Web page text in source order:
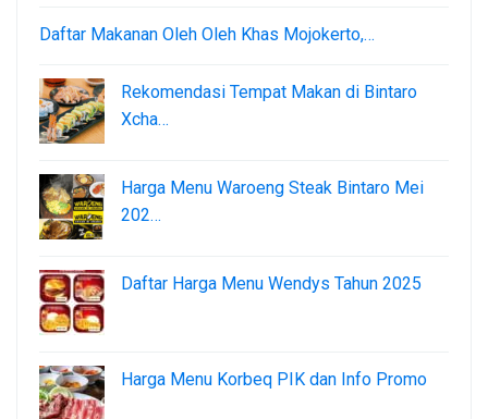
Daftar Makanan Oleh Oleh Khas Mojokerto,…
Rekomendasi Tempat Makan di Bintaro
Xcha…
Harga Menu Waroeng Steak Bintaro Mei
202…
Daftar Harga Menu Wendys Tahun 2025
Harga Menu Korbeq PIK dan Info Promo